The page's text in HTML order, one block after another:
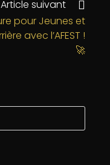
Article suivant
pour Jeunes et
avec l’AFEST !
🚀